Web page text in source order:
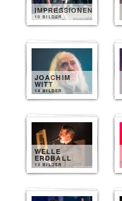
IMPRESSIONEN
10 BILDER
JOACHIM
WITT
14 BILDER
WELLE
ERDBALL
13 BILDER